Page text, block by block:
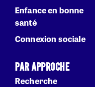
Enfance en bonne
santé
Connexion sociale
PAR APPROCHE
Recherche